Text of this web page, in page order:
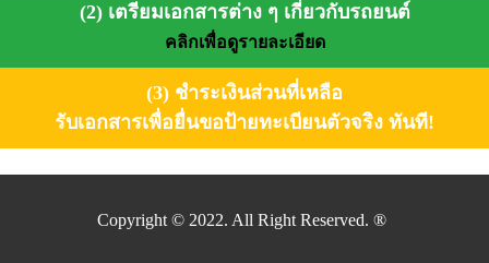
(2) เตรียมเอกสารต่าง ๆ เกี่ยวกับรถยนต์
คลิกเพื่อดูรายละเอียด
(3) ชำระเงินส่วนที่เหลือ
รับเอกสารเพื่อยื่นขอป้ายทะเบียนตัวจริง ทันที!
Copyright © 2022. All Right Reserved. ®